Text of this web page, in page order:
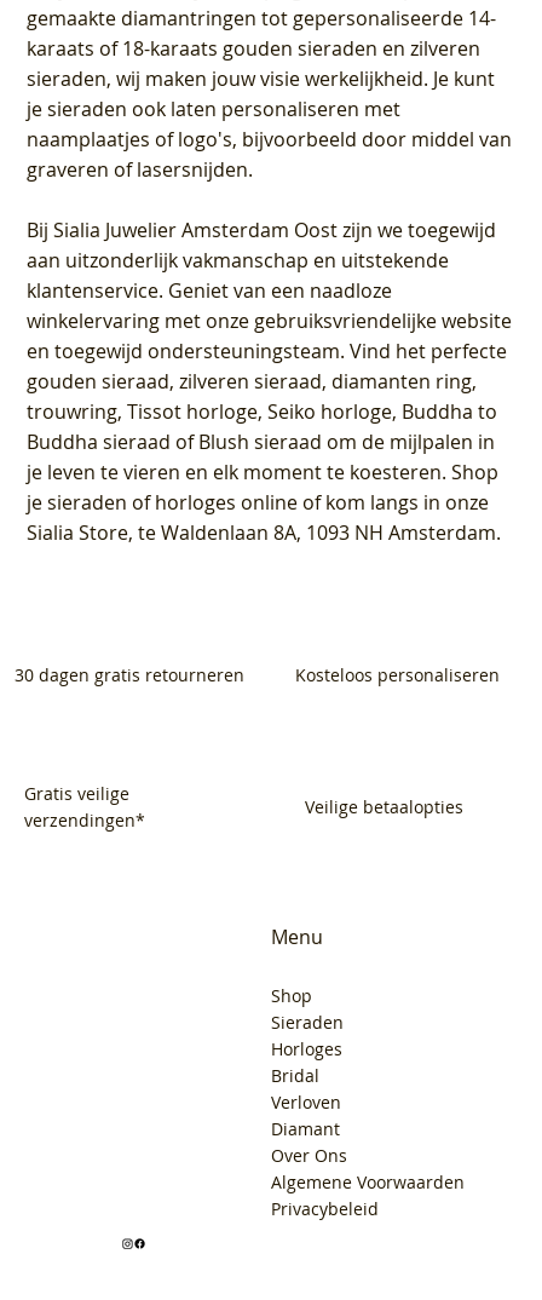
gemaakte diamantringen tot gepersonaliseerde 14-
karaats of 18-karaats gouden sieraden en zilveren
sieraden, wij maken jouw visie werkelijkheid. Je kunt
je sieraden ook laten personaliseren met
naamplaatjes of logo's, bijvoorbeeld door middel van
graveren of lasersnijden.
BijSialia Juwelier Amsterdam Oostzijn we toegewijd
aan uitzonderlijk vakmanschap en uitstekende
klantenservice. Geniet van een naadloze
winkelervaring met onze gebruiksvriendelijke website
en toegewijd ondersteuningsteam. Vind het perfecte
gouden sieraad, zilveren sieraad, diamanten ring,
trouwring, Tissot horloge, Seiko horloge, Buddha to
Buddha sieraad of Blush sieraad om de mijlpalen in
je leven te vieren en elk moment te koesteren. Shop
je sieraden of horloges online of kom langs in onze
Sialia Store, te Waldenlaan 8A, 1093 NH Amsterdam.
30 dagen gratis retourneren Kosteloos personaliseren
Gratis veilige
verzendingen*
Veilige betaalopties
Menu
Shop
Sieraden
Horloges
Bridal
Verloven
Diamant
Over Ons
Algemene Voorwaarden
Privacybeleid